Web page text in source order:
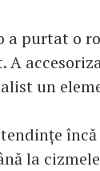
a purtat o
un
la